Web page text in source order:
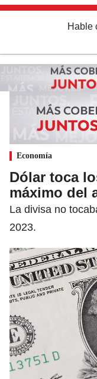
Hable
Economía
Dólar toca
máximo del
La divisa no
2023.